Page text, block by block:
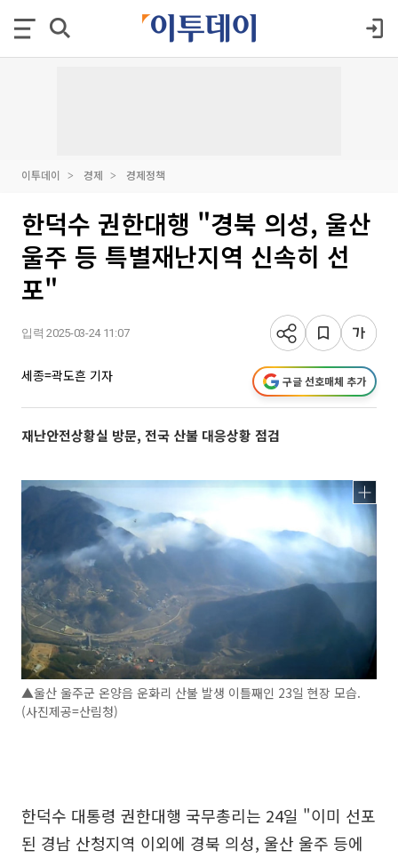
이투데이 경제 경제정책
한덕수 권한대행 "경북 의성, 울산
울주 등 특별재난지역 신속히 선
포"
입력 2025-03-24 11:07
세종=곽도흔 기자 구글 선호매체 추가
재난안전상황실 방문, 전국 산불 대응상황 점검
▲울산 울주군 온양읍 운화리 산불 발생 이틀째인 23일 현장 모습.
(사진제공=산림청)
한덕수 대통령 권한대행 국무총리는 24일 "이미 선포
된 경남 산청지역 이외에 경북 의성, 울산 울주 등에